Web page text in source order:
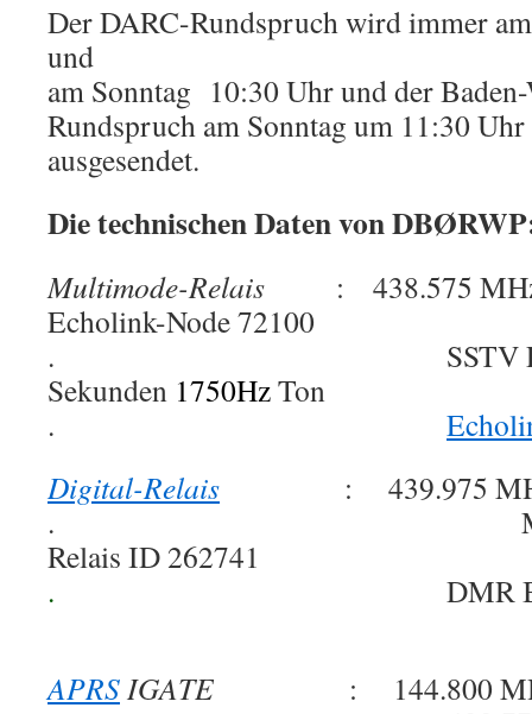
Der DARC-Rundspruch wird immer
und
am Sonntag 10:30 Uhr und der
Rundspruch am Sonntag um 11:30
ausgesendet.
Die technischen Daten von
Multimode-Relais : 438.575
Echolink-Node 72100
. SSTV Papagei
Sekunden 1750HzTon
.
Digital-Relais
: 439.975
. MMDVM
Relais ID 262741
. DMR
APRSIGATE
: 144.800